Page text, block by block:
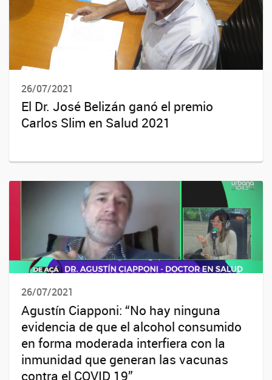
26/07/2021
El Dr. José Belizán ganó el premio
Carlos Slim en Salud 2021
26/07/2021
Agustín Ciapponi: “No hay ninguna
evidencia de que el alcohol consumido
en forma moderada interfiera con la
inmunidad que generan las vacunas
contra el COVID 19”